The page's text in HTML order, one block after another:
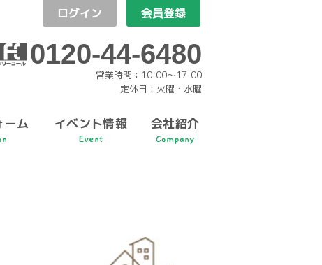
ログイン 会員登録
0120-44-6480
営業時間：10:00〜17:00
定休日：火曜・水曜
ーム イベント情報
Event
会社紹介
Company